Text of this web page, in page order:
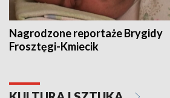
Nagrodzone reportaże Brygidy
Frosztęgi-Kmiecik